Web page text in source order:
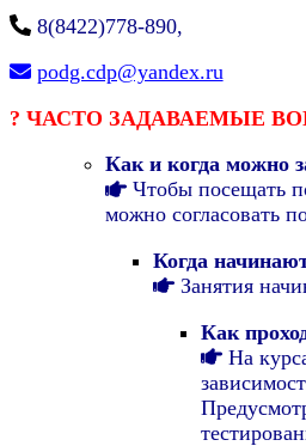
8(8422)778-890,
podg.cdp@yandex.ru
? ЧАСТО ЗАДАВАЕМЫЕ
Как и когда можно
Чтобы посещать
можно согласовать
Когда
Занятия
Как
На